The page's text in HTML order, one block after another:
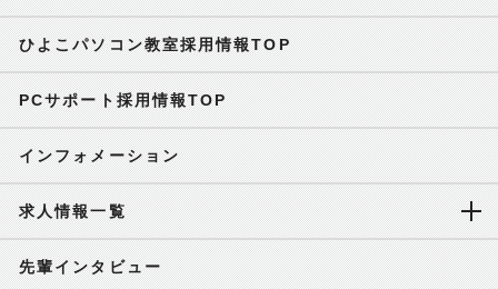
ひよこパソコン教室採用情報TOP
PCサポート採用情報TOP
インフォメーション
求人情報一覧
先輩インタビュー